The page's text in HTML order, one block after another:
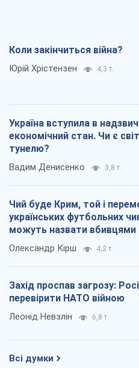
Коли закінчиться війна?
Юрій Хрістензен 4,3 т.
Україна вступила в
економічний стан. Чи є
тунелю?
Вадим Денисенко 3,8 т.
Чий буде Крим, той і
українських футбольних
можуть назвати вбивцями
Олександр Кірш 4,2 т.
Захід проспав загрозу:
перевірити НАТО війною
Леонід Невзлін 6,8 т.
Всі думки